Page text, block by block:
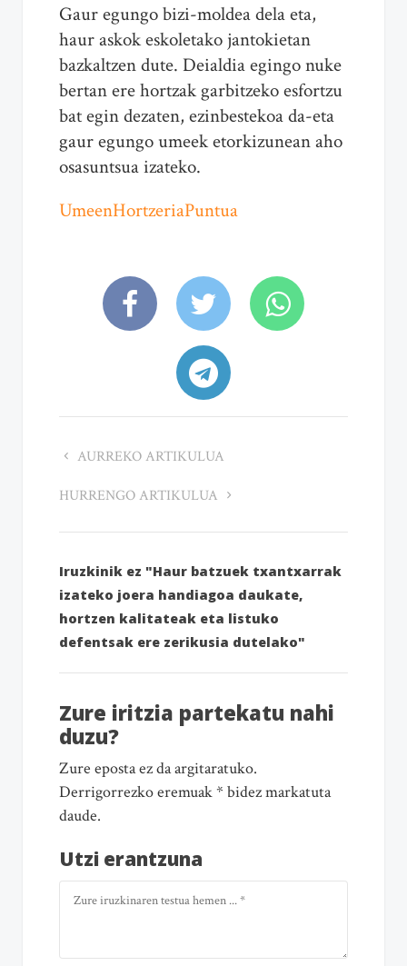
Gaur egungo bizi-moldea dela eta,
haur askok eskoletako jantokietan
bazkaltzen dute. Deialdia egingo nuke
bertan ere hortzak garbitzeko esfortzu
bat egin dezaten, ezinbestekoa da-eta
gaur egungo umeek etorkizunean aho
osasuntsua izateko.
UmeenHortzeriaPuntua
AURREKO ARTIKULUA
HURRENGO ARTIKULUA
Iruzkinik ez "Haur batzuek txantxarrak
izateko joera handiagoa daukate,
hortzen kalitateak eta listuko
defentsak ere zerikusia dutelako"
Zure iritzia partekatu nahi
duzu?
Zure eposta ez da argitaratuko.
Derrigorrezko eremuak * bidez markatuta
daude.
Utzi erantzuna